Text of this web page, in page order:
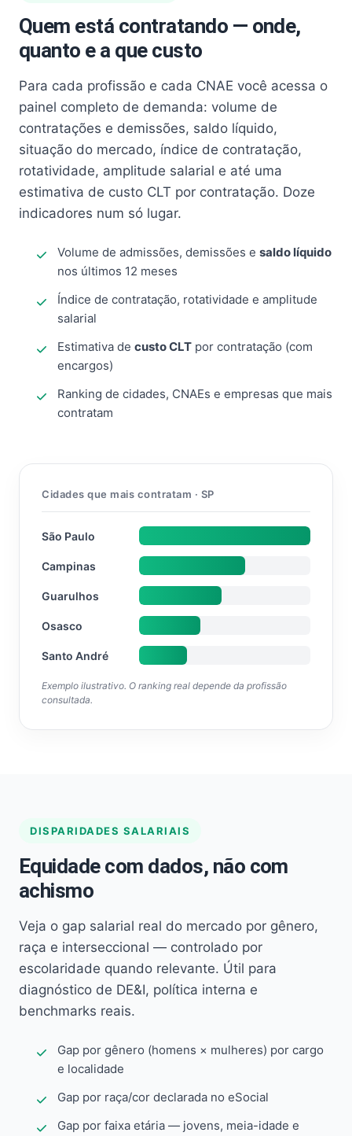
Quem está contratando — onde,
quanto e a que custo
Para cada profissão e cada CNAE você acessa o
painel completo de demanda: volume de
contratações e demissões, saldo líquido,
situação do mercado, índice de contratação,
rotatividade, amplitude salarial e até uma
estimativa de custo CLT por contratação. Doze
indicadores num só lugar.
Volume de admissões, demissões e saldo líquido
nos últimos 12 meses
Índice de contratação, rotatividade e amplitude
salarial
Estimativa de custo CLT por contratação (com
encargos)
Ranking de cidades, CNAEs e empresas que mais
contratam
Cidades que mais contratam · SP
São Paulo
Campinas
Guarulhos
Osasco
Santo André
Exemplo ilustrativo. O ranking real depende da profissão
consultada.
DISPARIDADES SALARIAIS
Equidade com dados, não com
achismo
Veja o gap salarial real do mercado por gênero,
raça e interseccional — controlado por
escolaridade quando relevante. Útil para
diagnóstico de DE&I, política interna e
benchmarks reais.
Gap por gênero (homens × mulheres) por cargo
e localidade
Gap por raça/cor declarada no eSocial
Gap por faixa etária — jovens, meia-idade e